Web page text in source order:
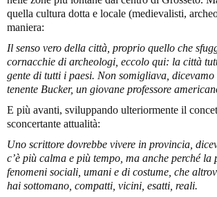
quella cultura dotta e locale (medievalisti,
maniera:
Il senso vero della città, proprio quello che
cornacchie di archeologi, eccolo qui: la città
gente di tutti i paesi. Non somigliava,
tenente Bucker, un giovane professore
E più avanti, sviluppando ulteriormente il
sconcertante attualità:
Uno scrittore dovrebbe vivere in provincia,
c’è più calma e più tempo, ma anche perché
fenomeni sociali, umani e di costume, che
hai sottomano, compatti, vicini, esatti, reali.